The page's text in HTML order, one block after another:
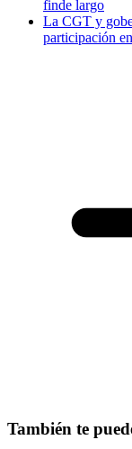
finde largo
La CGT y
participación
También te